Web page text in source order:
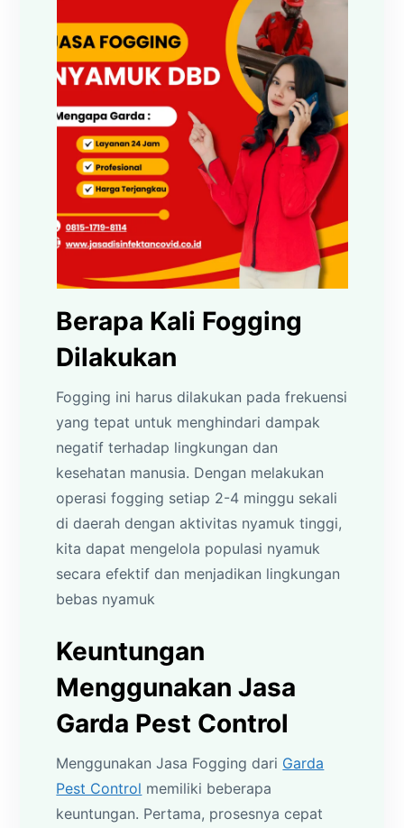
Berapa Kali Fogging
Dilakukan
Fogging ini harus dilakukan pada frekuensi
yang tepat untuk menghindari dampak
negatif terhadap lingkungan dan
kesehatan manusia. Dengan melakukan
operasi fogging setiap 2-4 minggu sekali
di daerah dengan aktivitas nyamuk tinggi,
kita dapat mengelola populasi nyamuk
secara efektif dan menjadikan lingkungan
bebas nyamuk
Keuntungan
Menggunakan Jasa
Garda Pest Control
Menggunakan Jasa Fogging dari Garda
Pest Control memiliki beberapa
keuntungan. Pertama, prosesnya cepat